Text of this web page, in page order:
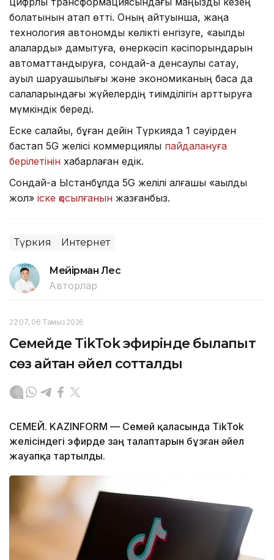
болатынын атап өтті. Оның айтуынша, жаңа
технология автономды көлікті енгізуге, «ақылды
қалаларды» дамытуға, өнеркәсіп кәсіпорындарын
автоматтандыруға, сондай-ақ денсаулық сақтау,
ауыл шаруашылығы және экономиканың басқа да
салаларындағы жүйелердің тиімділігін арттыруға
мүмкіндік береді.
Еске салайық, бұған дейін Түркияда 1 сәуірден
бастап 5G желісі коммерциялық пайдалануға
берілетінін хабарлаған едік.
Сондай-ақ Ыстанбұлда 5G желілі алғашқы «ақылды
жол» іске қосылғанын жазғанбыз.
Түркия Интернет
Мейірман Лес
Авторлар
22:07, 06 Тамыз 2026
Семейде TikTok эфирінде былапыт
сөз айтқан әйел сотталды
СЕМЕЙ. KAZINFORM — Семей қаласында TikTok
желісіндегі эфирде заң талаптарын бұзған әйел
жауапқа тартылды.